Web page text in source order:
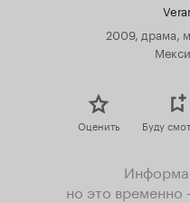
2009, драма,
Оценить Буду
но это